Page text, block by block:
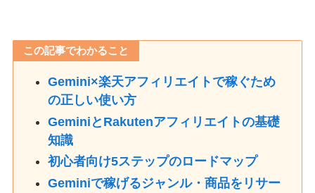
この記事でわかること
Gemini×楽天アフィリエイトで稼ぐため
の正しい使い方
GeminiとRakutenアフィリエイトの基礎
知識
初心者向け5ステップのロードマップ
Geminiで稼げるジャンル・商品をリサー